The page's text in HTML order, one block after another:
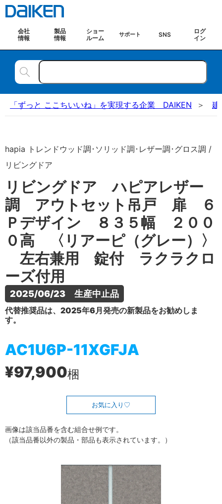
会社
情報
製品
情報
ショー
ルーム
サポート SNS
ログ
イン
「ずっと ここちいいね」を実現する企業 DAIKEN 建
hapia トレンドウッド調･ソリッド調･レザー調･グロス調 /
リビングドア
リビングドア ハピアレザー
調 アウトセット吊戸 扉 ６
Ｐデザイン ８３５幅 ２００
０高 〈リアーピ（グレー）〉
左右兼用 錠付 ラクラクロ
ーズ付用
2025/06/23　生産中止品
代替推奨品は、2025年6月発売の新製品をお勧めしま
す。
AC1U6P-11XGFJA
¥97,900梱
お気に入り
画像は該当品番を含む組合せ例です。
（該当品番以外の製品・部品も表示されています。）